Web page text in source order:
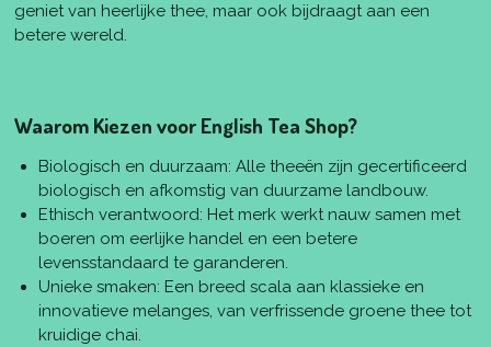
geniet van heerlijke thee, maar ook bijdraagt aan een
betere wereld.
Waarom Kiezen voor English Tea Shop?
Biologisch en duurzaam: Alle theeën zijn gecertificeerd
biologisch en afkomstig van duurzame landbouw.
Ethisch verantwoord: Het merk werkt nauw samen met
boeren om eerlijke handel en een betere
levensstandaard te garanderen.
Unieke smaken: Een breed scala aan klassieke en
innovatieve melanges, van verfrissende groene thee tot
kruidige chai.